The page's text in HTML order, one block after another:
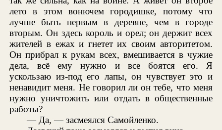
лето в этом вонючем городишке, потому что
лучше быть первым в деревне, чем в городе
вторым. Он здесь король и орел; он держит всех
жителей в ежах и гнетет их своим авторитетом.
Он прибрал к рукам всех, вмешивается в чужие
дела, всё ему нужно и все боятся его. Я
ускользаю из-под его лапы, он чувствует это и
ненавидит меня. Не говорил ли он тебе, что меня
нужно уничтожить или отдать в общественные
работы?
— Да, — засмеялся Самойленко.